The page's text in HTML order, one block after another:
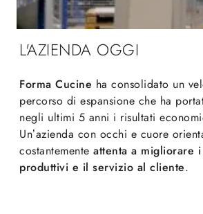
L'AZIENDA OGGI
Forma Cucine ha consolidato un
percorso di espansione che ha
negli ultimi 5 anni i risultati
Un’azienda con occhi e cuore
costantemente attenta a migliorare
produttivi e il servizio al cliente.